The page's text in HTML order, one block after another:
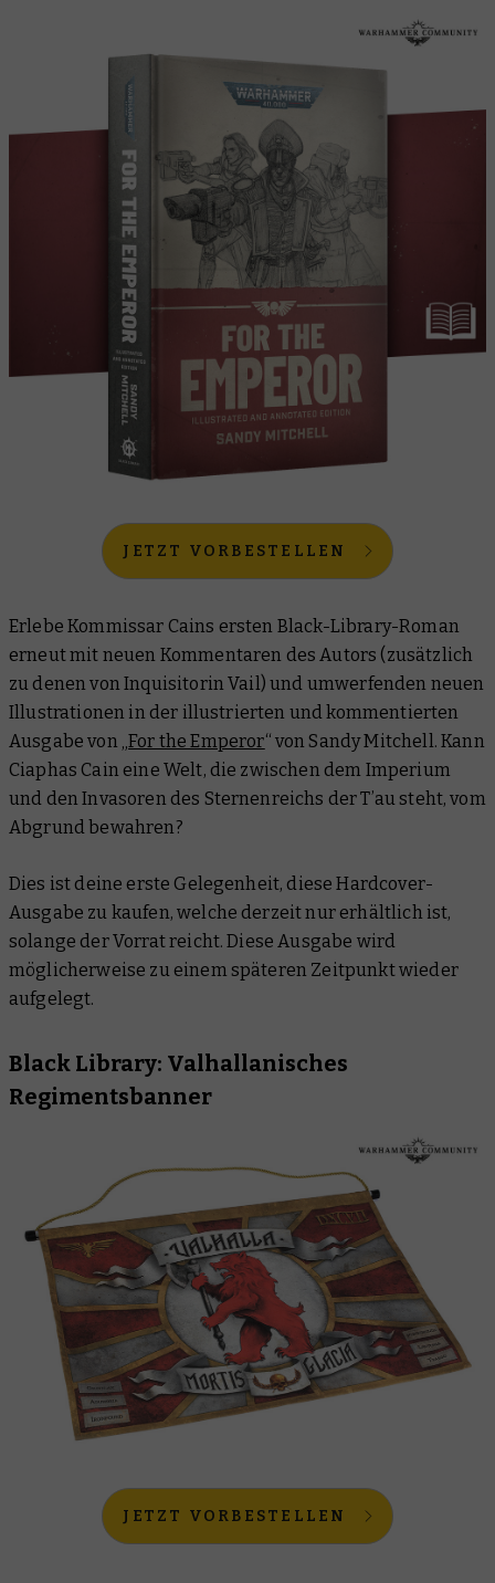
JETZT VORBESTELLEN
Erlebe Kommissar Cains ersten Black-Library-Roman
erneut mit neuen Kommentaren des Autors (zusätzlich
zu denen von Inquisitorin Vail) und umwerfenden neuen
Illustrationen in der illustrierten und kommentierten
Ausgabe von „For the Emperor“ von Sandy Mitchell. Kann
Ciaphas Cain eine Welt, die zwischen dem Imperium
und den Invasoren des Sternenreichs der T’au steht, vom
Abgrund bewahren?
Dies ist deine erste Gelegenheit, diese Hardcover-
Ausgabe zu kaufen, welche derzeit nur erhältlich ist,
solange der Vorrat reicht. Diese Ausgabe wird
möglicherweise zu einem späteren Zeitpunkt wieder
aufgelegt.
Black Library: Valhallanisches
Regimentsbanner
JETZT VORBESTELLEN